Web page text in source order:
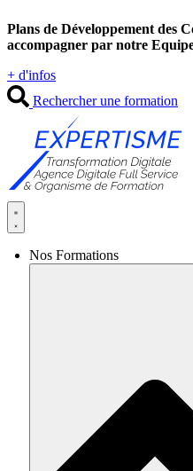
au
contenu
Plans de Développement des
accompagner par notre
+ d'infos
Rechercher une formation
Nos Formations